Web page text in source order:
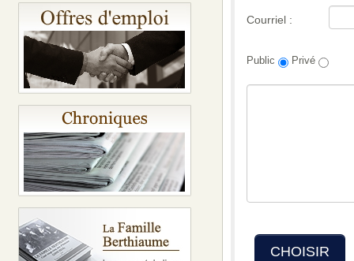
Courriel :
Public Privé
CHOISIR